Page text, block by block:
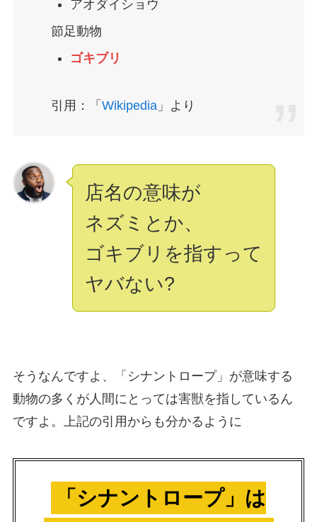
アオダイショウ
節足動物
ゴキブリ
引用：「 Wikipedia」より
店名の意味が
ネズミとか、
ゴキブリ を指すって
ヤバない?
そうなんですよ、「シナントロープ」が意味する
動物の多くが人間にとっては害獣を指しているん
ですよ。上記の引用からも分かるように
「シナントロープ」は